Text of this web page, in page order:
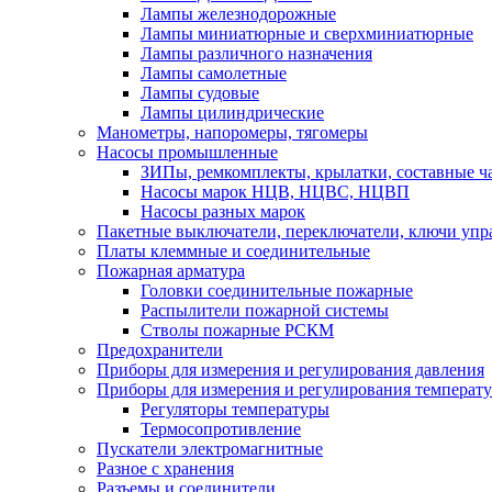
Лампы железнодорожные
Лампы миниатюрные и сверхминиатюрные
Лампы различного назначения
Лампы самолетные
Лампы судовые
Лампы цилиндрические
Манометры, напоромеры, тягомеры
Насосы промышленные
ЗИПы, ремкомплекты, крылатки, составные
Насосы марок НЦВ, НЦВС, НЦВП
Насосы разных марок
Пакетные выключатели, переключатели, ключи
Платы клеммные и соединительные
Пожарная арматура
Головки соединительные пожарные
Распылители пожарной системы
Стволы пожарные РСКМ
Предохранители
Приборы для измерения и регулирования давления
Приборы для измерения и регулирования
Регуляторы температуры
Термосопротивление
Пускатели электромагнитные
Разное с хранения
Разъемы и соединители